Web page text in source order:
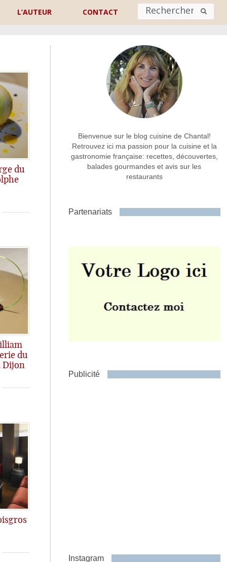
L’AUTEUR CONTACT
Nom
Adresse de contact
Commentaire ou message *
du
du
Dijon
Bienvenue sur le blog cuisine de Chantal!
Retrouvez ici ma passion pour la cuisine et la
gastronomie française: recettes, découvertes,
balades gourmandes et avis sur les
restaurants
Partenariats
Publicité
Instagram